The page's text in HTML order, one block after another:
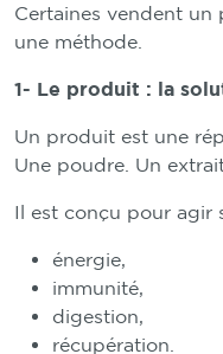
Certaines vendent un
une méthode.
1- Le produit : la
Un produit est une
Une poudre. Un
Il est conçu pour agir
énergie,
immunité,
digestion,
récupération.